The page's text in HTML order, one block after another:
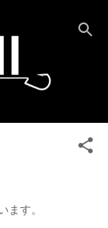
ます。